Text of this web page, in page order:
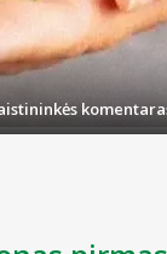
priėmimą ir
sėkmingai įvyksta